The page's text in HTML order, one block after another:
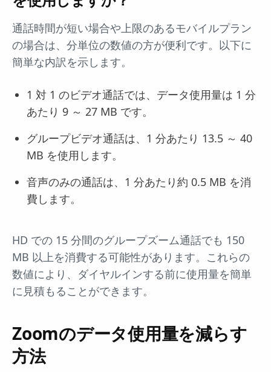
通話時間が短い場合や上限のあるモバイルプラン
の場合は、分単位の数値の方が便利です。以下に
簡単な内訳を示します。
1 対 1 のビデオ通話では、データ使用量は 1 分
あたり 9 ～ 27 MB です。
グループビデオ通話は、1 分あたり 13.5 ～ 40
MB を使用します。
音声のみの通話は、1 分あたり約 0.5 MB を消
費します。
HD での 15 分間のグループズーム通話でも 150
MB 以上を消費する可能性があります。これらの
数値により、ダイヤルインする前に使用量を簡単
に見積もることができます。
Zoomのデータ使用量を減らす
方法